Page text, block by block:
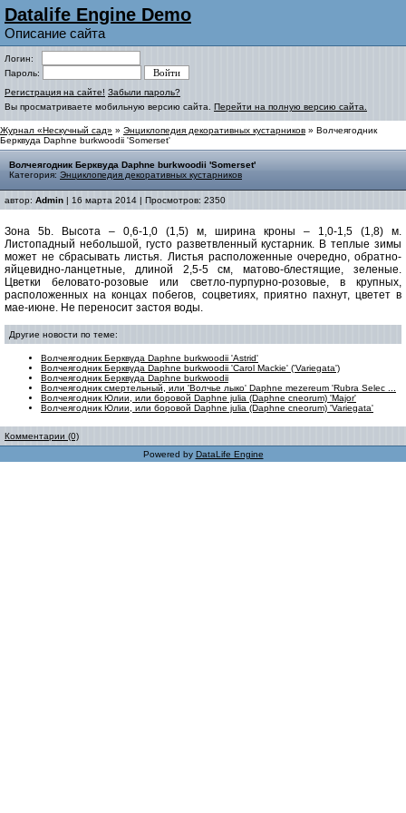
Datalife Engine Demo
Описание сайта
Логин:
Пароль:
Регистрация на сайте! Забыли пароль?
Вы просматриваете мобильную версию сайта. Перейти на полную версию сайта.
Журнал «Нескучный сад» » Энциклопедия декоративных кустарников » Волчеягодник
Берквуда Daphne burkwoodii 'Somerset'
Волчеягодник Берквуда Daphne burkwoodii 'Somerset'
Категория: Энциклопедия декоративных кустарников
автор: Admin | 16 марта 2014 | Просмотров: 2350
Зона 5b. Высота – 0,6-1,0 (1,5) м, ширина кроны – 1,0-1,5 (1,8) м.
Листопадный небольшой, густо разветвленный кустарник. В теплые зимы
может не сбрасывать листья. Листья расположенные очередно, обратно-
яйцевидно-ланцетные, длиной 2,5-5 см, матово-блестящие, зеленые.
Цветки беловато-розовые или светло-пурпурно-розовые, в крупных,
расположенных на концах побегов, соцветиях, приятно пахнут, цветет в
мае-июне. Не переносит застоя воды.
Другие новости по теме:
Волчеягодник Берквуда Daphne burkwoodii 'Аstrid'
Волчеягодник Берквуда Daphne burkwoodii 'Carol Mackie' ('Variegata')
Волчеягодник Берквуда Daphne burkwoodii
Волчеягодник смертельный, или 'Волчье лыко' Daphne mezereum 'Rubra Selec ...
Волчеягодник Юлии, или боровой Daphne julia (Daphne cneorum) 'Major'
Волчеягодник Юлии, или боровой Daphne julia (Daphne cneorum) 'Variegata'
Комментарии (0)
Powered by DataLife Engine